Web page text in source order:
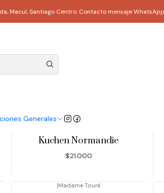
Generales
Macul, Santiago Centro. Contacto mensaje
Kuchen Normandie
$21.000
|Madame Touré